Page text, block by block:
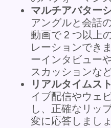
マルチアバター
アングルと会話
動画で 2 つ以上
レーションでき
ーインタビュー
スカッションなど
リアルタイムス
イブ配信やウェ
し、正確なリッ
変に応答しましょ